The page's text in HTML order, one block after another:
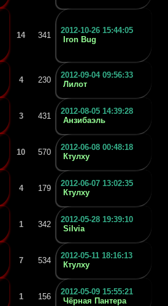
14 341
2012-10-26 15:44:05
Iron Bug
4
230
2012-09-04 09:56:33
Лилот
3 431
2012-08-05 14:39:28
Анзибаэль
10 570
2012-06-08 00:48:18
Ктулху
4 179
2012-06-07 13:02:35
Ктулху
1 342
2012-05-28 19:39:10
Silvia
7 534
2012-05-11 18:16:13
Ктулху
1 156
2012-05-09 15:55:21
Чёрная Пантера